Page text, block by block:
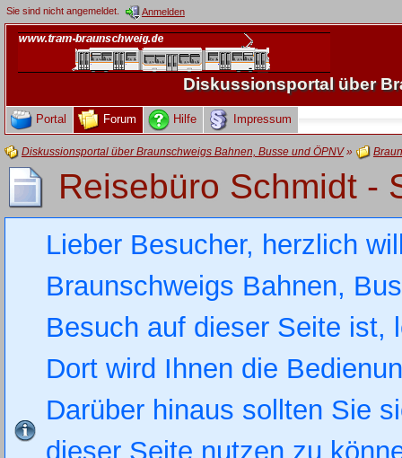
Sie sind nicht angemeldet. Anmelden
Diskussionsportal über
Portal Forum Hilfe Impressum
Diskussionsportal über Braunschweigs Bahnen, Busse und ÖPNV»
Reisebüro Schmidt -
Lieber Besucher, herzlich
Braunschweigs Bahnen,
Besuch auf dieser Seite
Dort wird Ihnen die
Darüber hinaus sollten Sie
dieser Seite nutzen zu